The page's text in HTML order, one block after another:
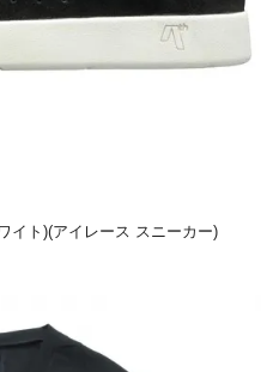
イト)(アイレース スニーカー)